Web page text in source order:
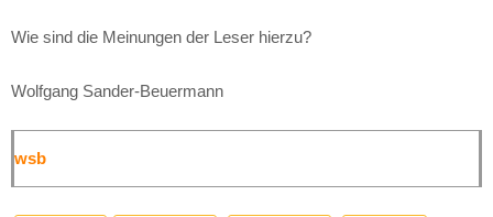
Wie sind die Meinungen der Leser hierzu?
Wolfgang Sander-Beuermann
wsb